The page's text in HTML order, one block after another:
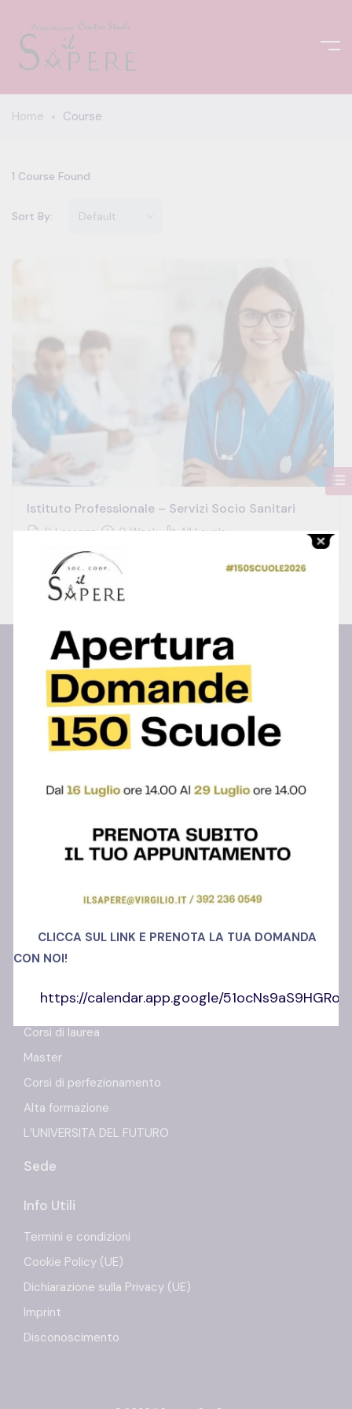
Home Course
1 Course Found
Sort By:
Istituto Professionale – Servizi Socio Sanitari
0 Lessons 0 Week All Levels
Centro Studi Free
Via Madonnelle, 69
Richiedi info
Offerta Formativa
Corsi di laurea
Master
Corsi di perfezionamento
Alta formazione
L’UNIVERSITA DEL FUTURO
Sede
Info Utili
Termini e condizioni
Cookie Policy (UE)
Dichiarazione sulla Privacy (UE)
Imprint
Disconoscimento
CLICCA SUL LINK E PRENOTA LA TUA DOMANDA
CON NOI!
https://calendar.app.google/